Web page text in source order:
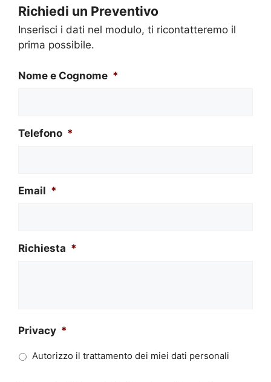
Richiedi un Preventivo
Inserisci i dati nel modulo, ti ricontatteremo il
prima possibile.
Nome e Cognome *
Telefono *
Email *
Richiesta *
Privacy *
Autorizzo il trattamento dei miei dati personali